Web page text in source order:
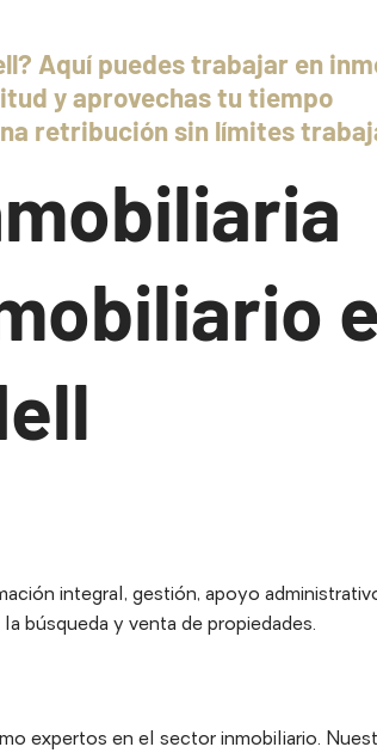
Aquí puedes trabajar en
y aprovechas tu tiempo
retribución sin límites
integral, gestión, apoyo
búsqueda y venta de propiedades.
expertos en el sector inmobiliario.